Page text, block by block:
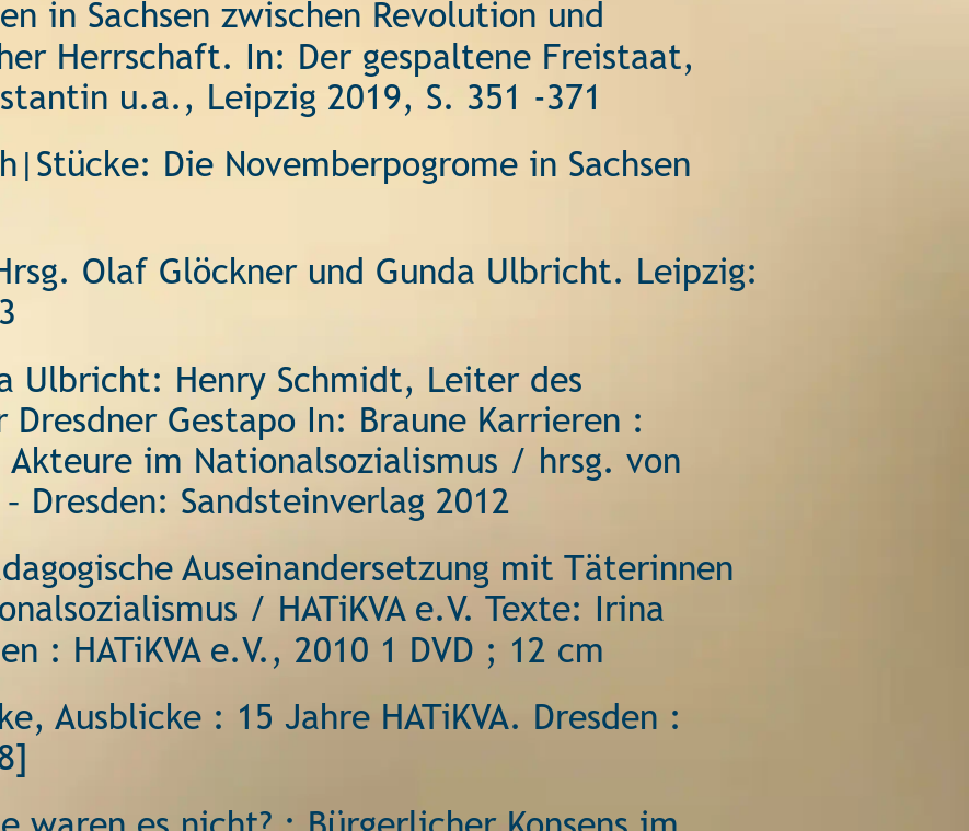
in Sachsen zwischen Revolution und
Herrschaft. In: Der gespaltene Freistaat,
u.a., Leipzig 2019, S. 351 -371
Die Novemberpogrome in Sachsen
Olaf Glöckner und Gunda Ulbricht. Leipzig:
Ulbricht: Henry Schmidt, Leiter des
Dresdner Gestapo In: Braune Karrieren :
Akteure im Nationalsozialismus / hrsg. von
Dresden: Sandsteinverlag 2012
Auseinandersetzung mit Täterinnen
/ HATiKVA e.V. Texte: Irina
: HATiKVA e.V., 2010 1 DVD ; 12 cm
Ausblicke : 15 Jahre HATiKVA. Dresden :